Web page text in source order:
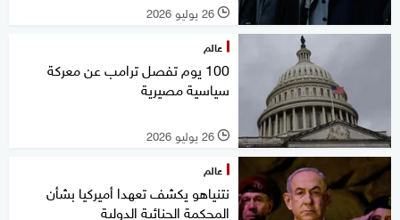
l 26 يوليو 2026
عالم
100 يوم تفصل ترامب عن معركة
سياسية مصيرية
l 26 يوليو 2026
عالم
نتنياهو يكشف تعهدا أميركيا بشأن
المحكمة الجنائية الدولية